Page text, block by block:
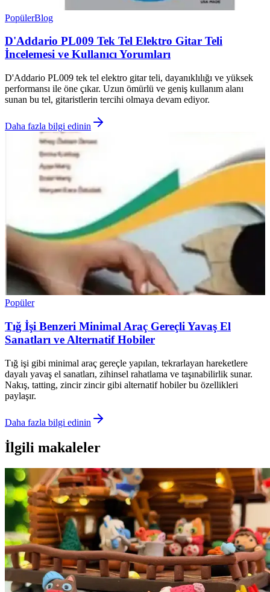
PopülerBlog
D'Addario PL009 Tek Tel Elektro Gitar Teli
İncelemesi ve Kullanıcı Yorumları
D'Addario PL009 tek tel elektro gitar teli, dayanıklılığı ve yüksek
performansı ile öne çıkar. Uzun ömürlü ve geniş kullanım alanı
sunan bu tel, gitaristlerin tercihi olmaya devam ediyor.
Daha fazla bilgi edinin
Popüler
Tığ İşi Benzeri Minimal Araç Gereçli Yavaş El
Sanatları ve Alternatif Hobiler
Tığ işi gibi minimal araç gereçle yapılan, tekrarlayan hareketlere
dayalı yavaş el sanatları, zihinsel rahatlama ve taşınabilirlik sunar.
Nakış, tatting, zincir zincir gibi alternatif hobiler bu özellikleri
paylaşır.
Daha fazla bilgi edinin
İlgili makaleler